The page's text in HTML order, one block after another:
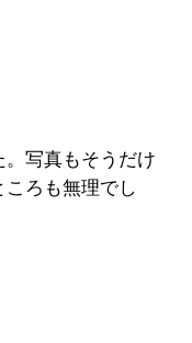
。写真もそうだけ
ろも無理でし